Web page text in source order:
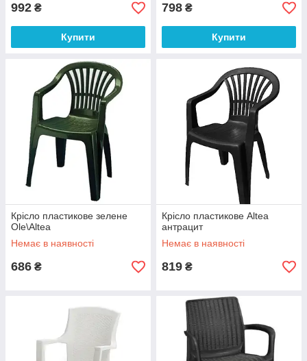
992 ₴
Купити
798 ₴
Купити
Крісло пластикове зелене
Ole\Altea
Немає в наявності
686 ₴
Крісло пластикове Altea
антрацит
Немає в наявності
819 ₴